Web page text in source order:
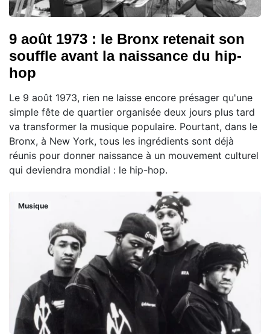
9 août 1973 : le Bronx retenait son
souffle avant la naissance du hip-
hop
Le 9 août 1973, rien ne laisse encore présager qu'une
simple fête de quartier organisée deux jours plus tard
va transformer la musique populaire. Pourtant, dans le
Bronx, à New York, tous les ingrédients sont déjà
réunis pour donner naissance à un mouvement culturel
qui deviendra mondial : le hip-hop.
Musique